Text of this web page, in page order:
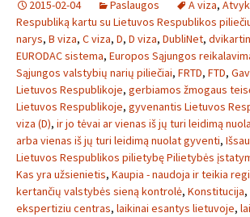
2015-02-04 Paslaugos A viza,
Respubliką kartu su Lietuvos Respublikos
narys, B viza, C viza, D, D viza, DubliNet,
EURODAC sistema, Europos Sąjungos
Sąjungos valstybių narių piliečiai, FRTD, FTD,
Lietuvos Respublikoje, gerbiamos žmogaus
Lietuvos Respublikoje, gyvenantis Lietuvos
viza (D), ir jo tėvai ar vienas iš jų turi leidimą
arba vienas iš jų turi leidimą nuolat gyventi,
Lietuvos Respublikos pilietybę Pilietybės
Kas yra užsienietis, Kaupia - naudoja ir teikia
kertančių valstybės sieną kontrolė, Konstitucija,
ekspertiziu centras, laikinai esantys lietuvoje,